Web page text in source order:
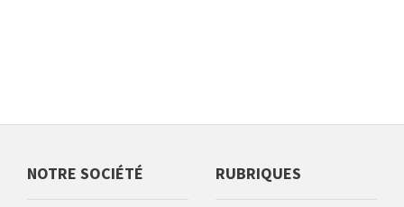
NOTRE SOCIÉTÉ RUBRIQUES